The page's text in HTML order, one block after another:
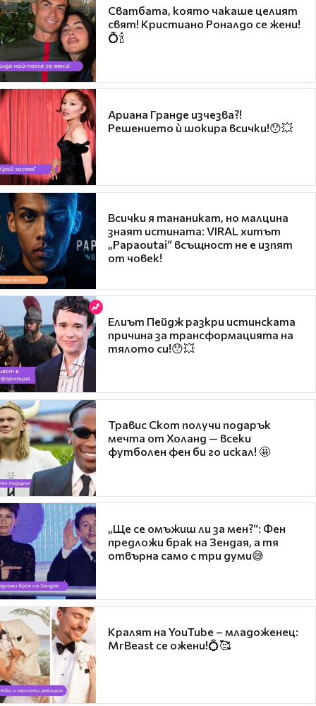
Сватбата, която чакаше целият
свят! Кристиано Роналдо се жени!
💍🍾
Ариана Гранде изчезва?!
Решението ѝ шокира всички!😯💥
Всички я тананикат, но малцина
знаят истината: VIRAL хитът
„Papaoutai“ всъщност не е изпят
от човек!
Елиът Пейдж разкри истинската
причина за трансформацията на
тялото си!😯💥
Травис Скот получи подарък
мечта от Холанд — всеки
футболен фен би го искал! 🤩
„Ще се омъжиш ли за мен?“: Фен
предложи брак на Зендая, а тя
отвърна само с три думи😅
Кралят на YouTube – младоженец:
MrBeast се ожени!💍🥰